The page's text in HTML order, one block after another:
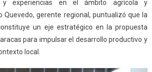
y experiencias en el ámbito agrícola y
Quevedo, gerente regional, puntualizó que la
un eje estratégico en la propuesta
para impulsar el desarrollo productivo y
local.